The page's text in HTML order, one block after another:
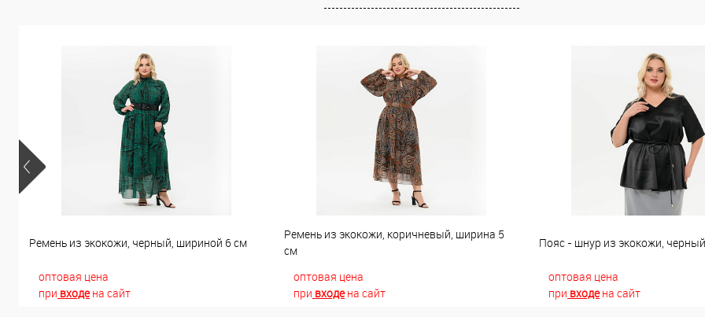
Ремень из экокожи, черный, шириной 6 см
оптовая цена
при входена сайт
Ремень из экокожи, коричневый, ширина 5
см
оптовая цена
при входена сайт
Пояс - шнур из экокожи, черный
оптовая цена
при входена сайт